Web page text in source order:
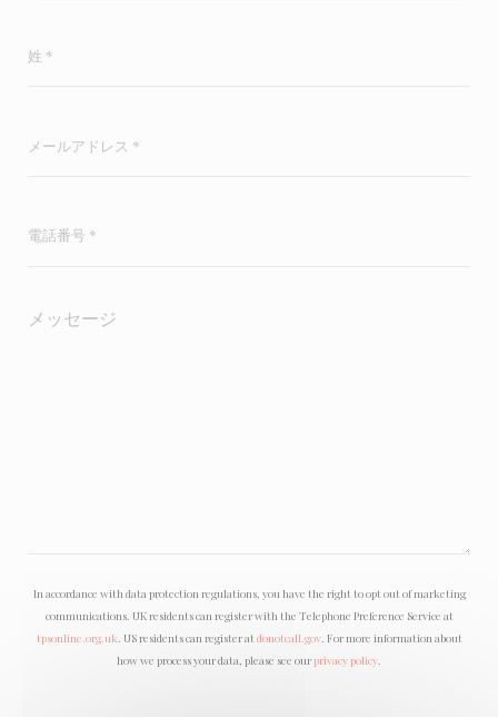
In accordance with data protection regulations, you have the right to opt out of marketing
communications. UK residents can register with the Telephone Preference Service at
tpsonline.org.uk . US residents can register at donotcall.gov. For more information about
how we process your data, please see ourprivacy policy